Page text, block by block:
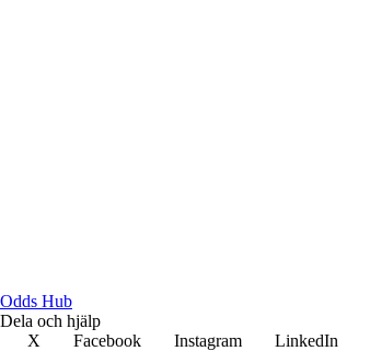
Odds Hub
Dela och hjälp
X
Facebook Instagram LinkedIn